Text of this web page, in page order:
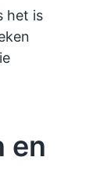
het is
en